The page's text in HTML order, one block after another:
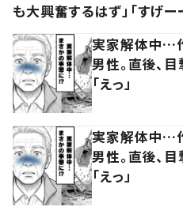
も大興奮するはず」「すげーー
実家解体中…
男性。直後、
「えっ」
実家解体中…
男性。直後、
「えっ」